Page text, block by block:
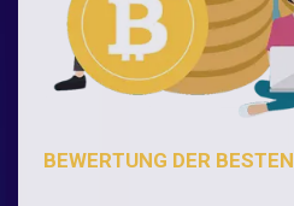
BEWERTUNG DER BESTEN